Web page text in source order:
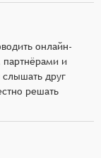
онлайн-
и
слышать друг
решать